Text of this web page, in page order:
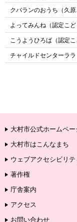
クバランのおうち（久原
よってみんね（認定こど
こうようひろば（認定こ
チャイルドセンターラ
大村市公式ホームペ
大村市はこんなまち
ウェブアクセシビリ
著作権
庁舎案内
アクセス
お問い合わせ